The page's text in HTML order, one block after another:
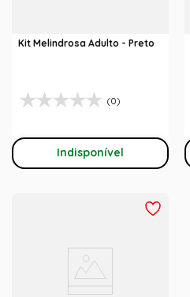
Kit Melindrosa Adulto - Preto
(0)
Indisponível